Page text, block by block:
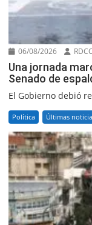
06/08/2026
Una jornada
Senado de
El Gobierno debió
Política Últimas